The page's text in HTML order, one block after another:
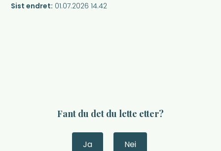
Sist endret 01.07.2026 14.42
Fant du det du lette etter?
Ja Nei